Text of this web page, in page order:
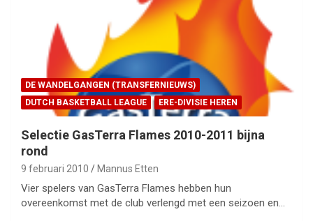
DE WANDELGANGEN (TRANSFERNIEUWS)
DUTCH BASKETBALL LEAGUE
ERE-DIVISIE HEREN
Selectie GasTerra Flames 2010-2011 bijna
rond
9 februari 2010 Mannus Etten
Vier spelers van GasTerra Flames hebben hun
overeenkomst met de club verlengd met een seizoen en…